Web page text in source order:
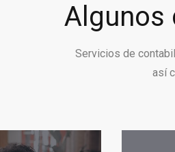
Algunos
Servicios de
así